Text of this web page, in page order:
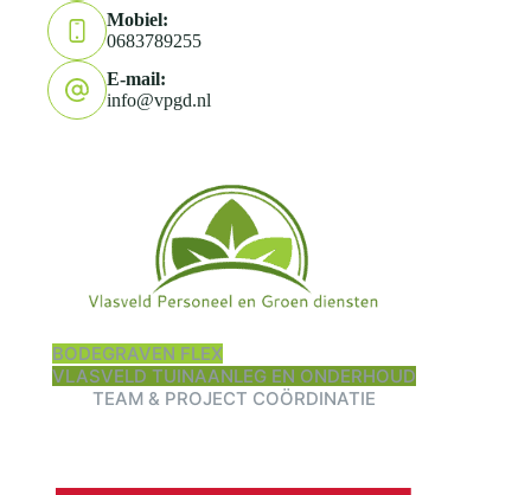
Mobiel:
0683789255
E-mail:
info@vpgd.nl
BODEGRAVEN FLEX
VLASVELD TUINAANLEG EN ONDERHOUD
TEAM & PROJECT COÖRDINATIE